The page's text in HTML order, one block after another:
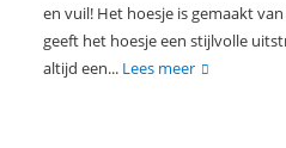
en vuil! Het hoesje is gemaakt
geeft het hoesje een stijlvolle
altijd een... Lees meer